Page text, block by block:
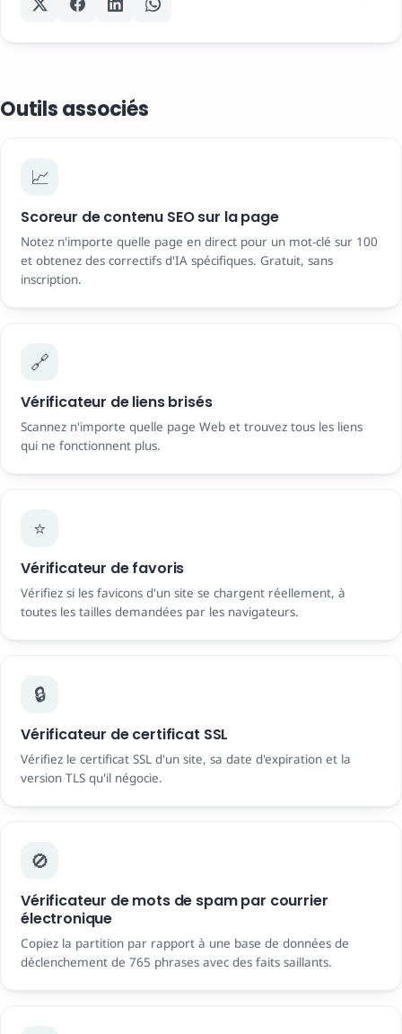
Outils associés
📈
Scoreur de contenu SEO sur la page
Notez n'importe quelle page en direct pour un mot-clé sur 100
et obtenez des correctifs d'IA spécifiques. Gratuit, sans
inscription.
🔗
Vérificateur de liens brisés
Scannez n'importe quelle page Web et trouvez tous les liens
qui ne fonctionnent plus.
⭐
Vérificateur de favoris
Vérifiez si les favicons d'un site se chargent réellement, à
toutes les tailles demandées par les navigateurs.
🔒
Vérificateur de certificat SSL
Vérifiez le certificat SSL d'un site, sa date d'expiration et la
version TLS qu'il négocie.
🚫
Vérificateur de mots de spam par courrier
électronique
Copiez la partition par rapport à une base de données de
déclenchement de 765 phrases avec des faits saillants.